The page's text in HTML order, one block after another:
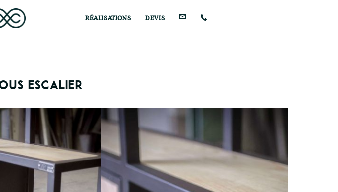
RÉALISATIONS DEVIS
ESCALIER